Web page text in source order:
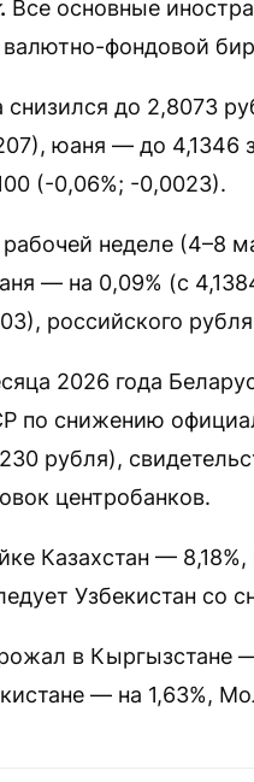
. Все основные
фондовой
снизился до 2,8073
юаня — до 4,1346
(-0,06%; -0,0023).
неделе (4–8
— на 0,09% (с
российского
2026 года
по снижению
рубля),
центробанков.
Казахстан —
Узбекистан со
в Кыргызстане
— на 1,63%,